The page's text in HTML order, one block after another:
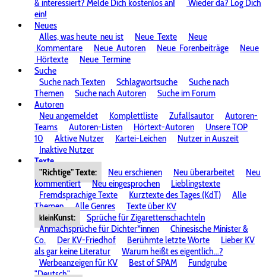
& interessiert? Melde Dich kostenlos an!
Wieder da? Log Dich
ein!
Neues
Alles, was heute neu ist Neue Texte
Neue
Kommentare
Neue Autoren Neue Forenbeiträge
Neue
Hörtexte
Neue Termine
Suche
Suche nach Texten
Schlagwortsuche
Suche nach
Themen
Suche nach Autoren
Suche im Forum
Autoren
Neu angemeldet
Komplettliste Zufallsautor
Autoren-
Teams
Autoren-Listen Hörtext-Autoren
Unsere TOP
10
Aktive Nutzer Kartei-Leichen
Nutzer in Auszeit
Inaktive Nutzer
Texte
"Richtige" Texte:
Neu erschienen Neu überarbeitet
Neu
kommentiert
Neu eingesprochen
Lieblingstexte
Fremdsprachige Texte
Kurztexte des Tages (KdT)
Alle
Themen
Alle Genres Texte über KV
kleinKunst:
Sprüche für Zigarettenschachteln
Anmachsprüche für Dichter*innen
Chinesische Minister &
Co.
Der KV-Friedhof Berühmte letzte Worte
Lieber KV
als gar keine Literatur
Warum heißt es eigentlich...?
Werbeanzeigen für KV
Best of SPAM
Fundgrube
"Deutsch"